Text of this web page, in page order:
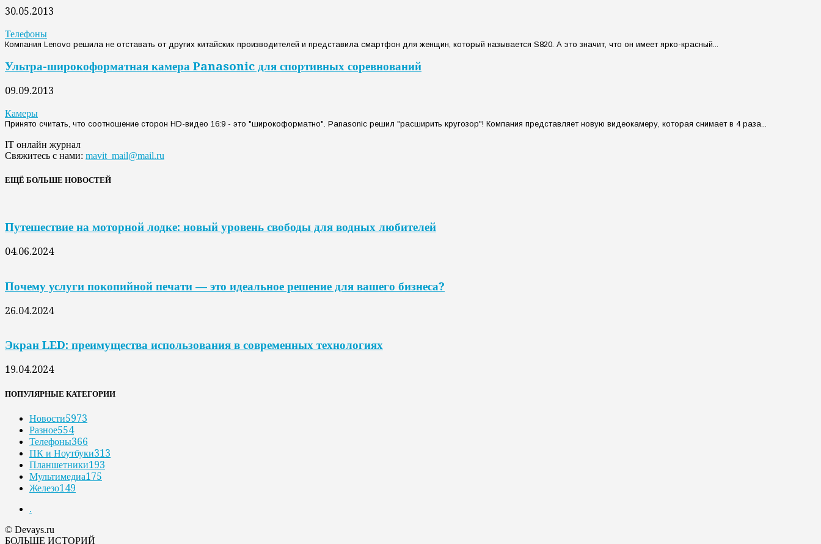
30.05.2013
Телефоны
Компания Lenovo решила не отставать от других китайских производителей и представила смартфон для женщин, который называется S820. А это значит, что он имеет ярко-красный...
Ультра-широкоформатная камера Panasonic для спортивных соревнований
09.09.2013
Камеры
Принято считать, что соотношение сторон HD-видео 16:9 - это "широкоформатно". Panasonic решил "расширить кругозор"! Компания представляет новую видеокамеру, которая снимает в 4 раза...
IT онлайн журнал
Свяжитесь с нами: mavit_mail@mail.ru
ЕЩЁ БОЛЬШЕ НОВОСТЕЙ
Путешествие на моторной лодке: новый уровень свободы для водных любителей
04.06.2024
Почему услуги покопийной печати — это идеальное решение для вашего бизнеса?
26.04.2024
Экран LED: преимущества использования в современных технологиях
19.04.2024
ПОПУЛЯРНЫЕ КАТЕГОРИИ
Новости5973
Разное554
Телефоны366
ПК и Ноутбуки313
Планшетники193
Мультимедиа175
Железо149
.
© Devays.ru
БОЛЬШЕ ИСТОРИЙ